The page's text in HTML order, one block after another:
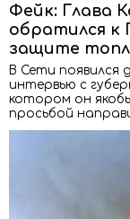
Фейк: Глава
обратился
защите
В Сети появился
интервью с
котором он
просьбой